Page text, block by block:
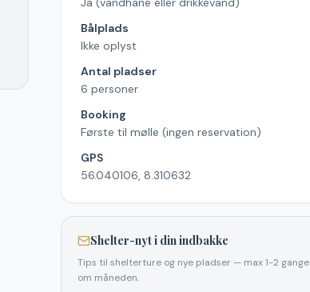
Bålplads
Ikke oplyst
Antal pladser
6 personer
Booking
Første til mølle (ingen reservation)
GPS
56.040106, 8.310632
Shelter-nyt i din indbakke
Tips til shelterture og nye pladser — max 1-2 gange
om måneden.